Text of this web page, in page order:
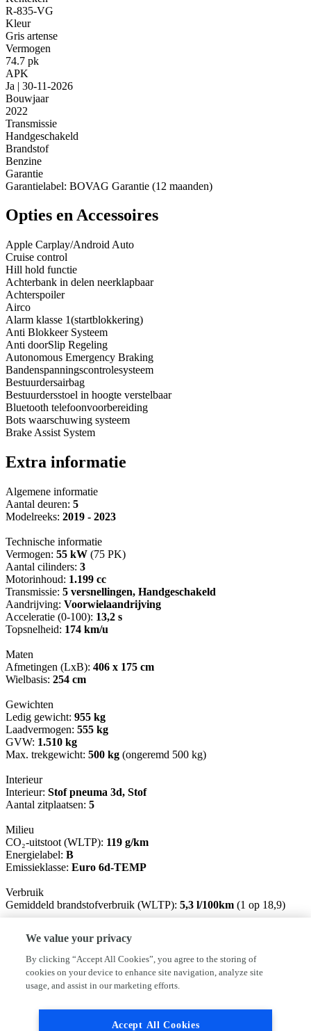
R-835-VG
Kleur
Gris artense
Vermogen
74.7 pk
APK
Ja | 30-11-2026
Bouwjaar
2022
Transmissie
Handgeschakeld
Brandstof
Benzine
Garantie
Garantielabel: BOVAG Garantie (12 maanden)
Opties en Accessoires
Apple Carplay/Android Auto
Cruise control
Hill hold functie
Achterbank in delen neerklapbaar
Achterspoiler
Airco
Alarm klasse 1(startblokkering)
Anti Blokkeer Systeem
Anti doorSlip Regeling
Autonomous Emergency Braking
Bandenspanningscontrolesysteem
Bestuurdersairbag
Bestuurdersstoel in hoogte verstelbaar
Bluetooth telefoonvoorbereiding
Bots waarschuwing systeem
Brake Assist System
Extra informatie
Algemene informatie
Aantal deuren: 5
Modelreeks: 2019 - 2023
Technische informatie
Vermogen: 55 kW (75 PK)
Aantal cilinders: 3
Motorinhoud: 1.199 cc
Transmissie: 5 versnellingen, Handgeschakeld
Aandrijving: Voorwielaandrijving
Acceleratie (0-100): 13,2 s
Topsnelheid: 174 km/u
Maten
Afmetingen (LxB): 406 x 175 cm
Wielbasis: 254 cm
Gewichten
Ledig gewicht: 955 kg
Laadvermogen: 555 kg
GVW: 1.510 kg
Max. trekgewicht: 500 kg (ongeremd 500 kg)
Interieur
Interieur: Stof pneuma 3d, Stof
Aantal zitplaatsen: 5
Milieu
CO₂-uitstoot (WLTP): 119 g/km
Energielabel: B
Emissieklasse: Euro 6d-TEMP
Verbruik
Gemiddeld brandstofverbruik (WLTP): 5,3 l/100km (1 op 18,9)
100% Onderhouden:Ja (kwaliteitslabel aanwezig)
Financiële informatie
BTW/marge: BTW verrekenbaar voor ondernemers
We value your privacy
By clicking “Accept All Cookies”, you agree to the storing of
cookies on your device to enhance site navigation, analyze site
usage, and assist in our marketing efforts.
Accept All Cookies